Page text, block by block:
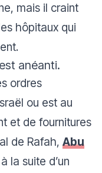
mais il craint
hôpitaux qui
anéanti.
ordres
ou est au
et de fournitures
de Rafah, Abu
la suite d’un